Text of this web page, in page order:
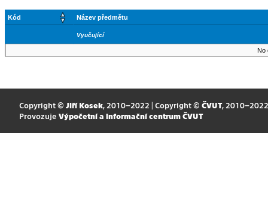
Kód Název předmětu
Vyučující
No
Copyright © Jiří Kosek, 2010–2022 | Copyright © ČVUT, 2010–2022
Provozuje Výpočetní a informační centrum ČVUT